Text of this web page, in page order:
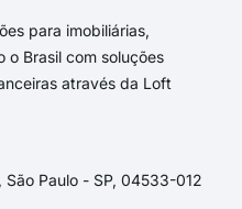
para imobiliárias,
o Brasil com soluções
através da Loft
Paulo - SP, 04533-012